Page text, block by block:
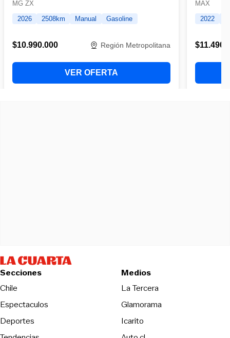
Secciones
Chile
Espectaculos
Deportes
Medios
La TerceraOpens in new
Glamorama
Icarito